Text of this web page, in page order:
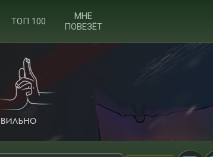
ТОП 100
МНЕ
ПОВЕЗЁТ